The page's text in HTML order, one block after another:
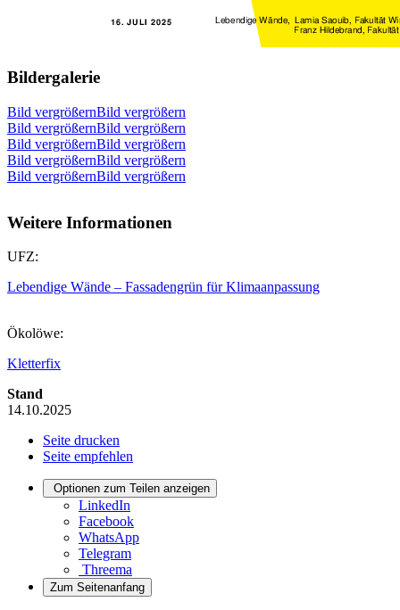
Bildergalerie
Bild vergrößernBild vergrößern
Bild vergrößernBild vergrößern
Bild vergrößernBild vergrößern
Bild vergrößernBild vergrößern
Bild vergrößernBild vergrößern
Weitere Informationen
UFZ:
Lebendige Wände – Fassadengrün für Klimaanpassung
Ökolöwe:
Kletterfix
Stand
14.10.2025
Seite drucken
Seite empfehlen
Optionen zum Teilen anzeigen
LinkedIn
Facebook
WhatsApp
Telegram
Threema
Zum Seitenanfang